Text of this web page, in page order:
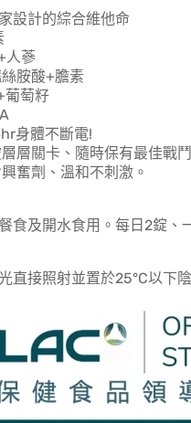
設計的綜合維他命
人蔘
胺酸+膽素
葡萄籽
身體不斷電!
層關卡、隨時保有最佳戰
奮劑、溫和不刺激。
食及開水食用。每日2錠、
直接照射並置於25°C以下